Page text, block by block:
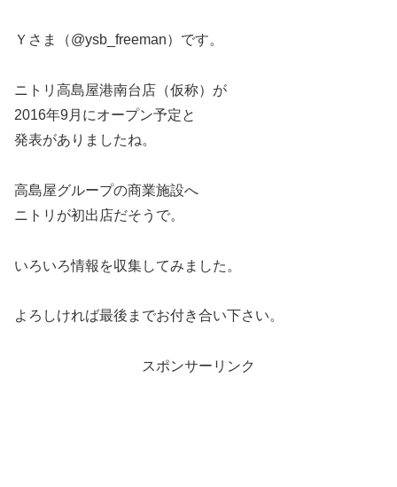
Ｙさま（@ysb_freeman）です。
ニトリ高島屋港南台店（仮称）が
2016年9月にオープン予定と
発表がありましたね。
高島屋グループの商業施設へ
ニトリが初出店だそうで。
いろいろ情報を収集してみました。
よろしければ最後までお付き合い下さい。
スポンサーリンク